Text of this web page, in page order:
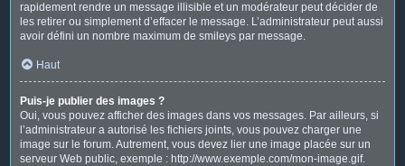
rapidement rendre un message illisible et un modérateur peut décider de
les retirer ou simplement d’effacer le message. L’administrateur peut aussi
avoir défini un nombre maximum de smileys par message.
Haut
Puis-je publier des images ?
Oui, vous pouvez afficher des images dans vos messages. Par ailleurs, si
l’administrateur a autorisé les fichiers joints, vous pouvez charger une
image sur le forum. Autrement, vous devez lier une image placée sur un
serveur Web public, exemple : http://www.exemple.com/mon-image.gif.